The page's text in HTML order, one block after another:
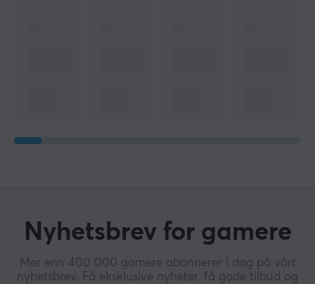
Nyhetsbrev for gamere
Mer enn 400 000 gamere abonnerer i dag på vårt
nyhetsbrev. Få eksklusive nyheter, få gode tilbud og